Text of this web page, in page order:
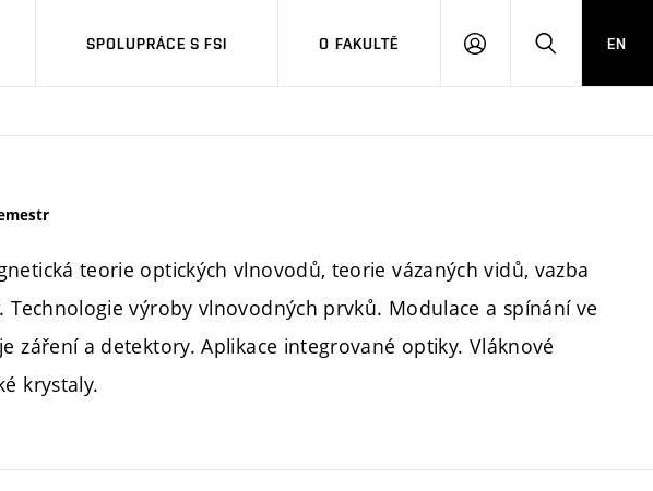
SPOLUPRÁCE S FSI O FAKULTĚ
PŘIHLÁŠENÍHLEDAT
EN
teorie optických vlnovodů, teorie vázaných vidů, vazba
Technologie výroby vlnovodných prvků. Modulace a spínání ve
záření a detektory. Aplikace integrované optiky. Vláknové
krystaly.